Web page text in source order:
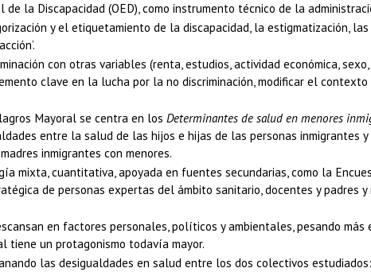
la Discapacidad (OED), como instrumento técnico de la
y el etiquetamiento de la discapacidad, la estigmatización,
con otras variables (renta, estudios, actividad económica,
clave en la lucha por la no discriminación, modificar el
Mayoral se centra en los Determinantes de salud en menores
entre la salud de las hijos e hijas de las personas inmigrantes
inmigrantes con menores.
mixta, cuantitativa, apoyada en fuentes secundarias, como la
de personas expertas del ámbito sanitario, docentes y padres
en factores personales, políticos y ambientales, pesando
tiene un protagonismo todavía mayor.
las desigualdades en salud entre los dos colectivos